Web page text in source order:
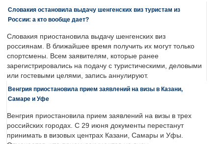
Словакия остановила выдачу шенгенских виз туристам из
России: а кто вообще дает?
Словакия приостановила выдачу шенгенских виз
россиянам. В ближайшее время получить их могут только
спортсмены. Всем заявителям, которые ранее
зарегистрировались на подачу с туристическими, деловыми
или гостевыми целями, запись аннулируют.
Венгрия приостановила прием заявлений на визы в Казани,
Самаре и Уфе
Венгрия приостановила прием заявлений на визы в трех
российских городах. С 29 июня документы перестанут
принимать в визовых центрах Казани, Самары и Уфы.